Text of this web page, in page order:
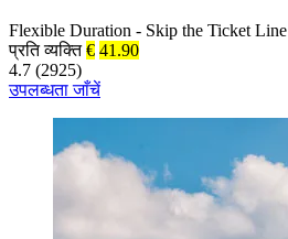
Flexible Duration - Skip the Ticket Line
प्रति व्यक्ति € 41.90
4.7 (2925)
उपलब्धता जाँचें